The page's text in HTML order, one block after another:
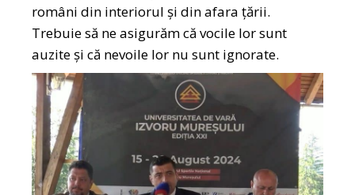
români din interiorul și din afara țării.
Trebuie să ne asigurăm că vocile lor sunt
auzite și că nevoile lor nu sunt ignorate.